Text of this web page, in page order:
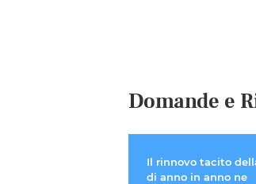
Domande e
Il rinnovo tacito
di anno in anno ne